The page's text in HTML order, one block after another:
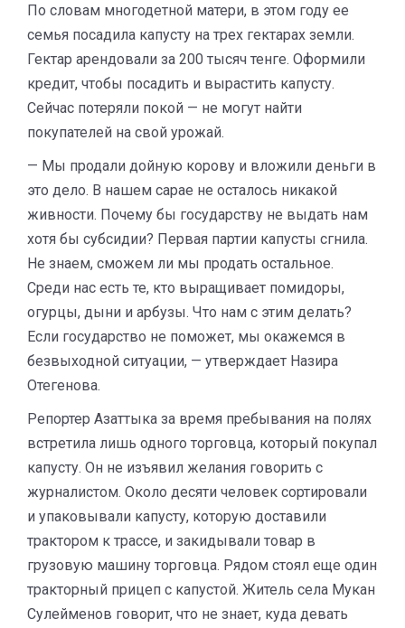
По словам многодетной матери, в этом году ее
семья посадила капусту на трех гектарах земли.
Гектар арендовали за 200 тысяч тенге. Оформили
кредит, чтобы посадить и вырастить капусту.
Сейчас потеряли покой — не могут найти
покупателей на свой урожай.
— Мы продали дойную корову и вложили деньги в
это дело. В нашем сарае не осталось никакой
живности. Почему бы государству не выдать нам
хотя бы субсидии? Первая партии капусты сгнила.
Не знаем, сможем ли мы продать остальное.
Среди нас есть те, кто выращивает помидоры,
огурцы, дыни и арбузы. Что нам с этим делать?
Если государство не поможет, мы окажемся в
безвыходной ситуации, — утверждает Назира
Отегенова.
Репортер Азаттыка за время пребывания на полях
встретила лишь одного торговца, который покупал
капусту. Он не изъявил желания говорить с
журналистом. Около десяти человек сортировали
и упаковывали капусту, которую доставили
трактором к трассе, и закидывали товар в
грузовую машину торговца. Рядом стоял еще один
тракторный прицеп с капустой. Житель села Мукан
Сулейменов говорит, что не знает, куда девать